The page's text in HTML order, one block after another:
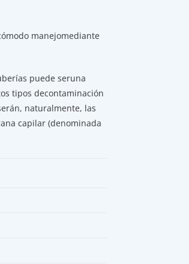
manejomediante
puede seruna
tipos decontaminación
naturalmente, las
capilar (denominada